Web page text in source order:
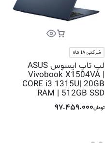
شرکتی 18 ماه
لپ تاپ ایسوس ASUS
Vivobook X1504VA |
CORE i3 1315U| 20GB
RAM | 512GB SSD
تومان97.459.000